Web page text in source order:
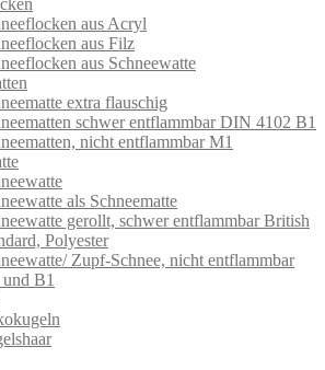
aus Acryl
aus Filz
aus Schneewatte
extra flauschig
schwer entflammbar DIN 4102 B1
nicht entflammbar M1
als Schneematte
gerollt, schwer entflammbar British
Polyester
Zupf-Schnee, nicht entflammbar
B1